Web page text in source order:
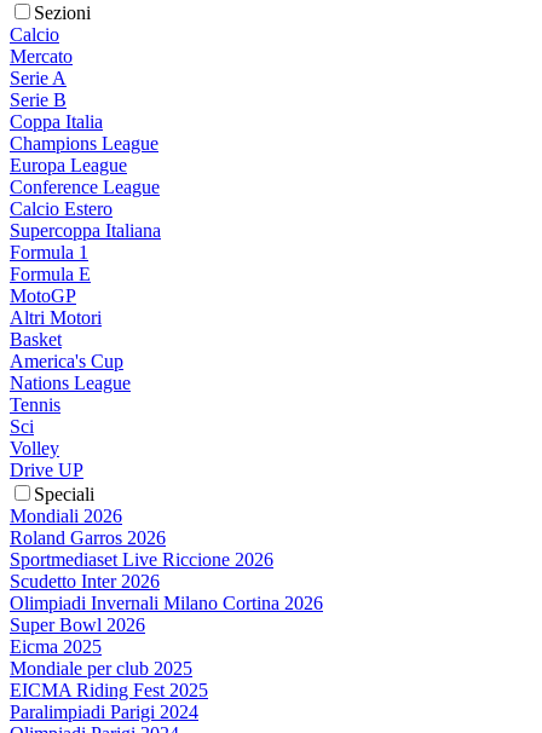
Sezioni
Calcio
Mercato
Serie A
Serie B
Coppa Italia
Champions League
Europa League
Conference League
Calcio Estero
Supercoppa Italiana
Formula 1
Formula E
MotoGP
Altri Motori
Basket
America's Cup
Nations League
Tennis
Sci
Volley
Drive UP
Speciali
Mondiali 2026
Roland Garros 2026
Sportmediaset Live Riccione 2026
Scudetto Inter 2026
Olimpiadi Invernali Milano Cortina 2026
Super Bowl 2026
Eicma 2025
Mondiale per club 2025
EICMA Riding Fest 2025
Paralimpiadi Parigi 2024